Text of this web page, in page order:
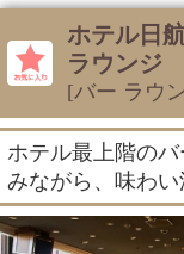
ホテル日
ラウンジ
[バー ラウ
ホテル最上階の
みながら、味わい